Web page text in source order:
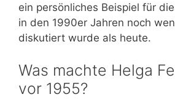
ein persönliches Beispiel für
in den 1990er Jahren noch
diskutiert wurde als heute.
Was machte Helga
vor 1955?